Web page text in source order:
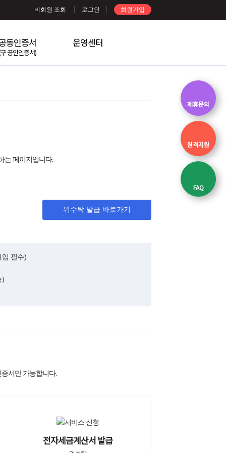
비회원 조회 로그인 회원가입
동인증서
공인인증서)
운영센터
제휴문의
원격지원
FAQ
는 페이지입니다.
위수탁 발급 바로가기
입 필수)
)
서만 가능합니다.
전자세금계산서 발급